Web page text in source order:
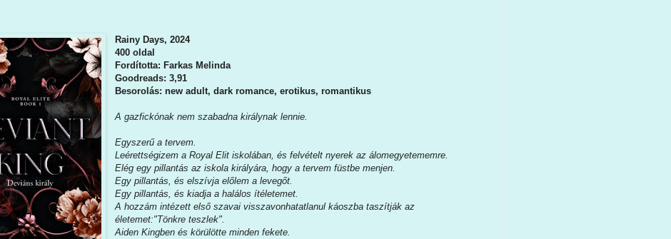
Rainy Days, 2024
400 oldal
Fordította: Farkas Melinda
Goodreads: 3,91
Besorolás: new adult, dark romance, erotikus, romantikus
A gazfickónak nem szabadna királynak lennie.
Egyszerű a tervem.
Leérettségizem a Royal Elit iskolában, és felvételt nyerek az álomegyetememre.
Elég egy pillantás az iskola királyára, hogy a tervem füstbe menjen.
Egy pillantás, és elszívja előlem a levegőt.
Egy pillantás, és kiadja a halálos ítéletemet.
A hozzám intézett első szavai visszavonhatatlanul káoszba taszítják az
életemet:"Tönkre teszlek".
Aiden Kingben és körülötte minden fekete.